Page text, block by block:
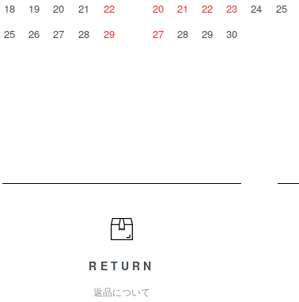
18 19 20 21
22
25 26 27 28
29
20
21 22 23 24 25
27
28 29 30
RETURN
返品について